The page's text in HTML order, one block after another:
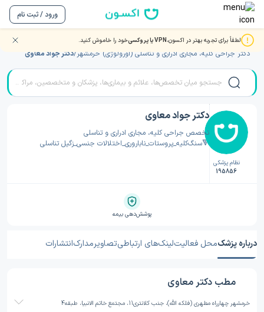
ورود / ثبت نام
لطفاً برای تجربه بهتر در اکسون،VPN یا پروکسی خود را خاموش کنید. صفحه اصلی/دکتر جراحی کلیه، مجاری ادراری و تناسلی (اورولوژی)
دکتر جراحی کلیه، مجاری ادراری و تناسلی (اورولوژی) خرمشهر/دکتر جواد معاوی
نظام پزشکی
195856
دکتر جواد معاوی
تخصص جراحی کلیه، مجاری ادراری و تناسلی
🔻سنگ‌کلیه_پروستات_ناباروری_اختلالات جنسی_زگیل تناسلی
پوشش‌دهی بیمه
درباره پزشکمحل فعالیتلینک‌های ارتباطیتصاویرمدارکانتشارات
مطب دکتر معاوی
خرمشهر چهارراه مطهری (فلکه الله)، جنب کلانتری11، مجتمع خاتم الانبیا، طبقه4